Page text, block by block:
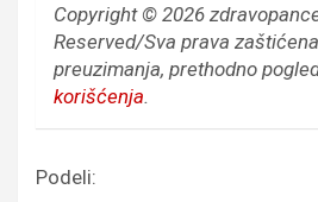
Copyright © 2026
Reserved/Sva prava
preuzimanja, prethodno
korišćenja.
Podeli: